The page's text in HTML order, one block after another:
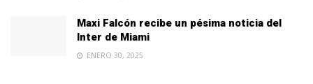
Maxi Falcón recibe un pésima noticia del
Inter de Miami
ENERO 30, 2025